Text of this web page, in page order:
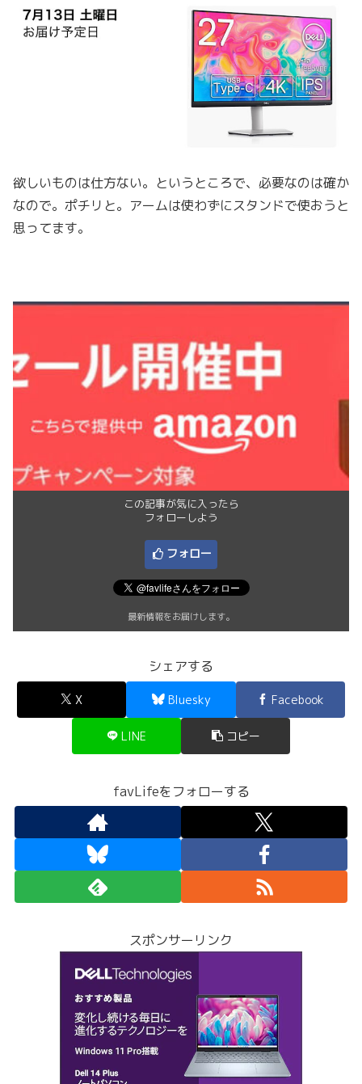
欲しいものは仕方ない。というところで、必要なのは確か
なので。ポチリと。アームは使わずにスタンドで使おうと
思ってます。
この記事が気に入ったら
フォローしよう
フォロー
最新情報をお届けします。
シェアする
X Bluesky Facebook
LINE コピー
favLifeをフォローする
スポンサーリンク